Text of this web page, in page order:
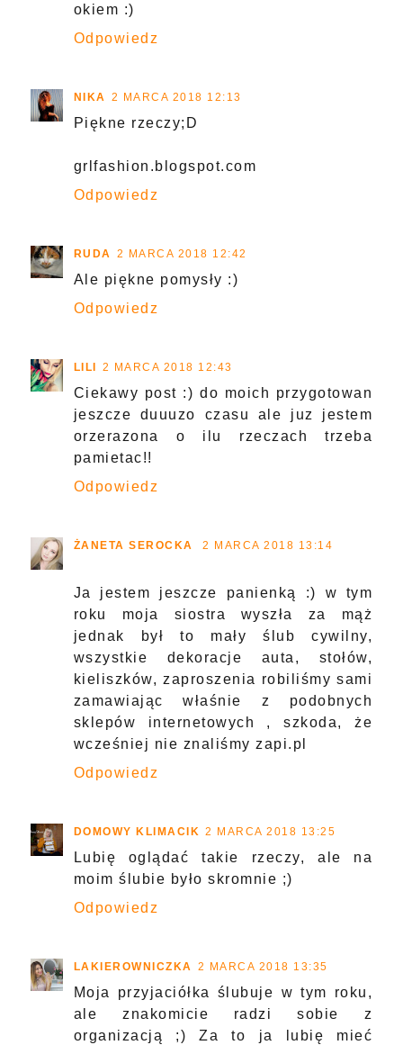
okiem :)
Odpowiedz
NIKA 2 MARCA 2018 12:13
Piękne rzeczy;D
grlfashion.blogspot.com
Odpowiedz
RUDA 2 MARCA 2018 12:42
Ale piękne pomysły :)
Odpowiedz
LILI 2 MARCA 2018 12:43
Ciekawy post :) do moich przygotowan
jeszcze duuuzo czasu ale juz jestem
orzerazona o ilu rzeczach trzeba
pamietac!!
Odpowiedz
ŻANETA SEROCKA 2 MARCA 2018 13:14
Ja jestem jeszcze panienką :) w tym
roku moja siostra wyszła za mąż
jednak był to mały ślub cywilny,
wszystkie dekoracje auta, stołów,
kieliszków, zaproszenia robiliśmy sami
zamawiając właśnie z podobnych
sklepów internetowych , szkoda, że
wcześniej nie znaliśmy zapi.pl
Odpowiedz
DOMOWY KLIMACIK 2 MARCA 2018 13:25
Lubię oglądać takie rzeczy, ale na
moim ślubie było skromnie ;)
Odpowiedz
LAKIEROWNICZKA 2 MARCA 2018 13:35
Moja przyjaciółka ślubuje w tym roku,
ale znakomicie radzi sobie z
organizacją ;) Za to ja lubię mieć